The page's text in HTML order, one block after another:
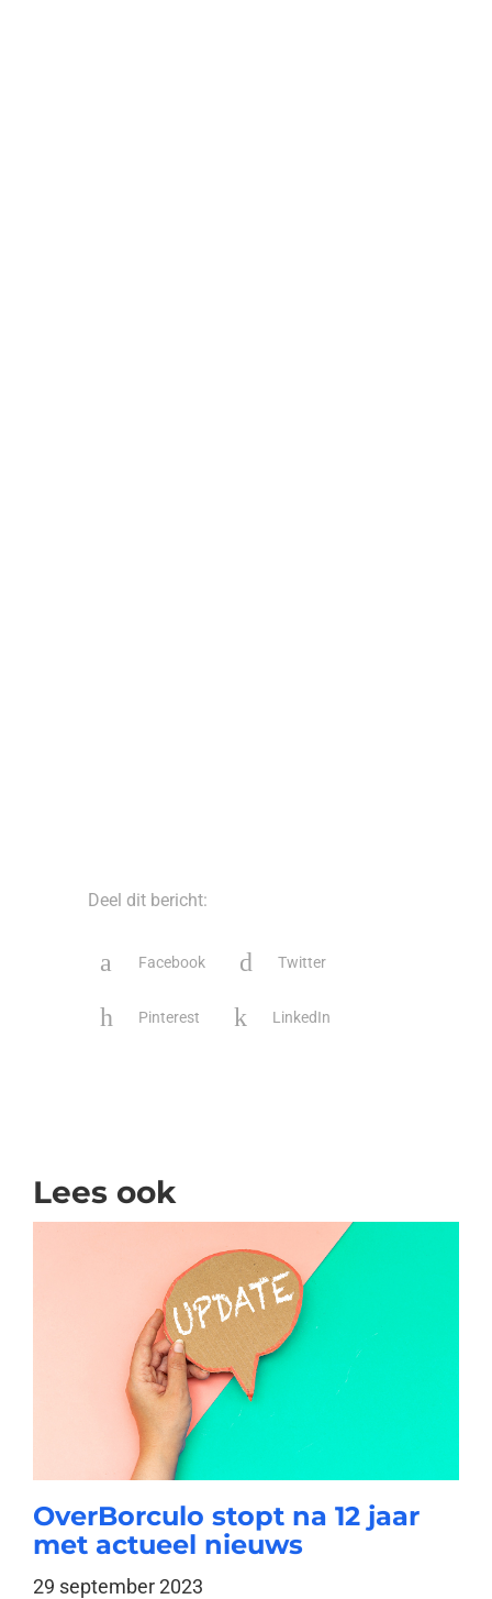
Deel dit bericht:
Facebook Twitter
Pinterest LinkedIn
Lees ook
OverBorculo stopt na 12 jaar
met actueel nieuws
29 september 2023